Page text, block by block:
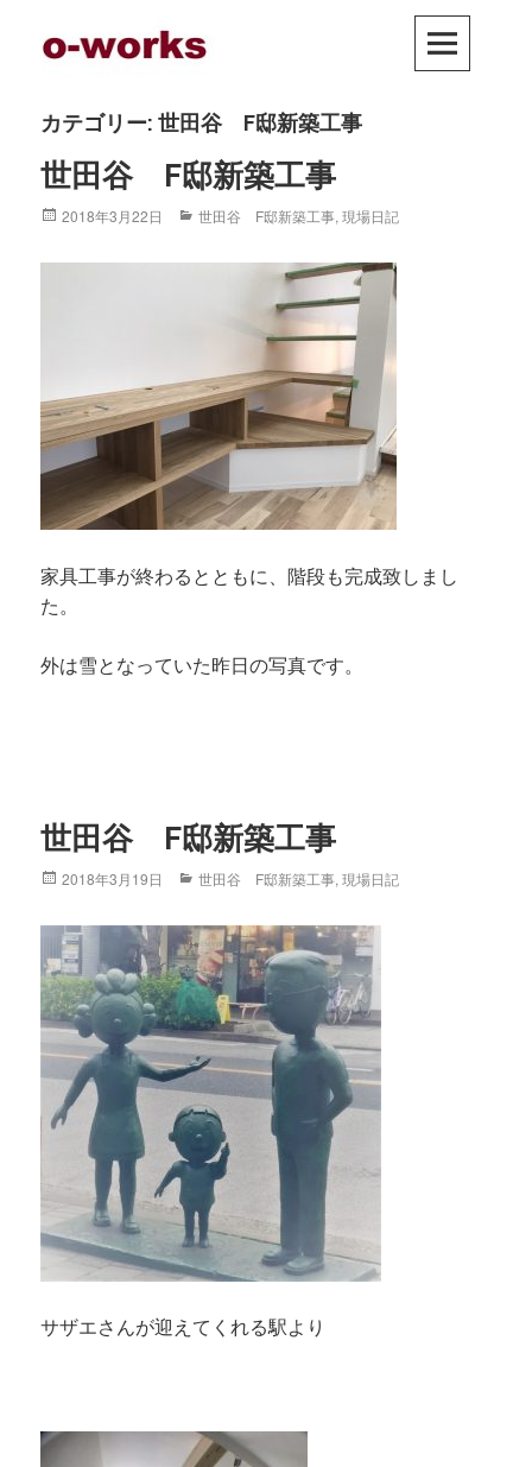
カテゴリー: 世田谷 F邸新築工事
世田谷 F邸新築工事
Posted
2018年3月22日 Categories
世田谷 F邸新築工事,現場日記
家具工事が終わるとともに、階段も完成致しまし
た。
外は雪となっていた昨日の写真です。
世田谷 F邸新築工事
Posted
2018年3月19日 Categories
世田谷 F邸新築工事,現場日記
サザエさんが迎えてくれる駅より